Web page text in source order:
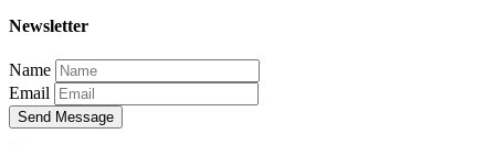
Newsletter
Name
Email
Send Message